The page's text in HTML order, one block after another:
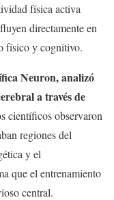
física activa
directamente en
físico y cognitivo.
Neuron, analizó
a través de
científicos observaron
regiones del
y el
que el entrenamiento
central.